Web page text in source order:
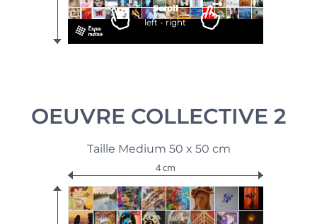
Scroll
left - right
OEUVRE COLLECTIVE 2
Taille Medium 50 x 50 cm
4 cm